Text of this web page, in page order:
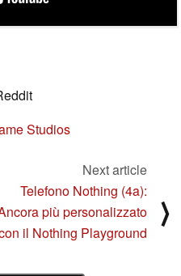
Studios
Next article
Telefono Nothing (4a):
più personalizzato
il Nothing Playground
⟩